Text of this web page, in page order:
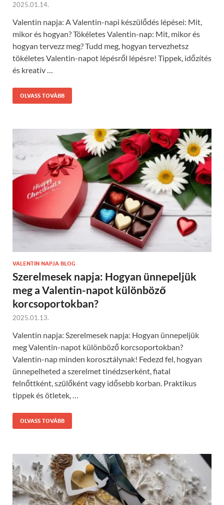
2025.01.14.
Valentin napja: A Valentin-napi készülődés lépései: Mit,
mikor és hogyan? Tökéletes Valentin-nap: Mit, mikor és
hogyan tervezz meg? Tudd meg, hogyan tervezhetsz
tökéletes Valentin-napot lépésről lépésre! Tippek, időzítés
és kreatív …
OLVASS TOVÁBB
VALENTIN NAPJA BLOG
Szerelmesek napja: Hogyan ünnepeljük
meg a Valentin-napot különböző
korcsoportokban?
2025.01.13.
Valentin napja: Szerelmesek napja: Hogyan ünnepeljük
meg Valentin-napot különböző korcsoportokban?
Valentin-nap minden korosztálynak! Fedezd fel, hogyan
ünnepelheted a szerelmet tinédzserként, fiatal
felnőttként, szülőként vagy idősebb korban. Praktikus
tippek és ötletek, …
OLVASS TOVÁBB